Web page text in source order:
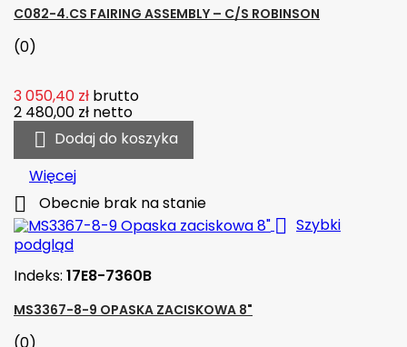
C082-4.CS FAIRING ASSEMBLY – C/S ROBINSON
(0)
3 050,40 zł brutto
2 480,00 zł netto
 Dodaj do koszyka
Więcej
 Obecnie brak na stanie
 Szybki
podgląd
Indeks: 17E8-7360B
MS3367-8-9 OPASKA ZACISKOWA 8"
(0)